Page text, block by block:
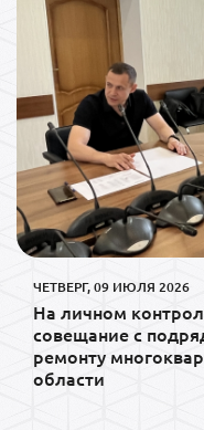
ЧЕТВЕРГ, 09 ИЮЛЯ 2026
На личном
совещание с
ремонту
области